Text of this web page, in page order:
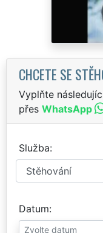
CHCETE SE
Vyplňte
přes WhatsApp
Služba
Datum